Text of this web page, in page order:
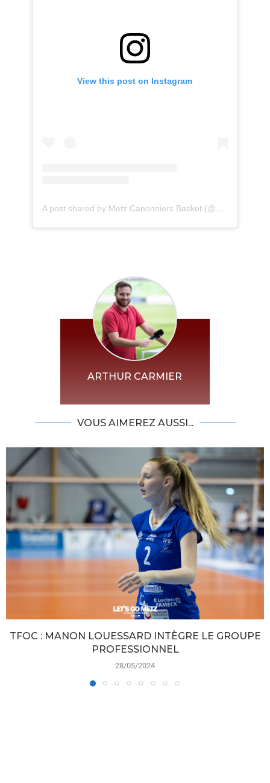
View this post on Instagram
A post shared by Metz Canonniers Basket (@metzcanonniersbasket)
ARTHUR CARMIER
VOUS AIMEREZ AUSSI...
TFOC : MANON LOUESSARD INTÈGRE LE GROUPE
PROFESSIONNEL
28/05/2024